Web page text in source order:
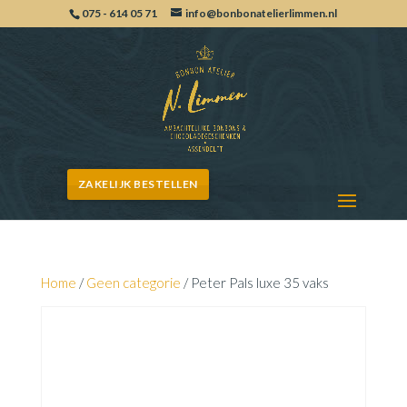
075 - 614 05 71 info@bonbonatelierlimmen.nl
ZAKELIJK BESTELLEN
Home /Geen categorie / Peter Pals luxe 35 vaks